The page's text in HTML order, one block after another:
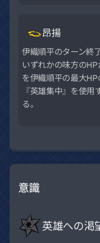
昂揚
伊織順平のターン終
いずれかの味方のHP
を伊織順平の最大HP
『英雄集中』を使
る。
意識
英雄への渇